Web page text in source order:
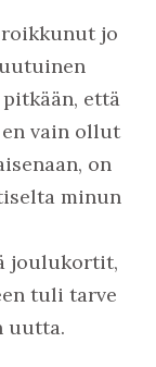
roikkunut jo
että
vain ollut
on
minun
joulukortit,
tuli tarve
uutta.